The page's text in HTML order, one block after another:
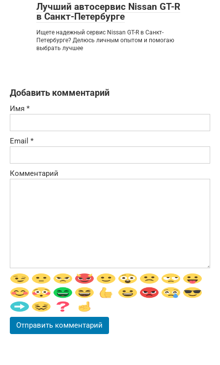
Лучший автосервис Nissan GT-R
в Санкт-Петербурге
Ищете надежный сервис Nissan GT-R в Санкт-
Петербурге? Делюсь личным опытом и помогаю
выбрать лучшее
Добавить комментарий
Имя *
Email *
Комментарий